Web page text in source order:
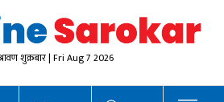
शुक्रबार | Fri Aug 7 2026